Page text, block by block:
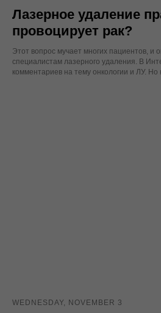
Лазерное удаление
провоцирует рак?
Этот вопрос мучает многих пациентов, и
специалистам лазерного удаления. В
комментариев на тему онкологии и ЛУ. Но
WEDNESDAY, NOVEMBER 3